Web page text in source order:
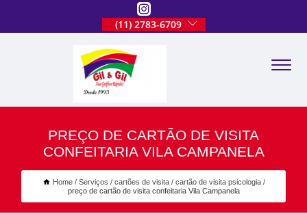
(11) 2783-6709
PREÇO DE CARTÃO DE VISITA
CONFEITARIA VILA CAMPANELA
Home Serviços cartões de visita
cartão de visita psicologia
preço de cartão de visita confeitaria Vila Campanela